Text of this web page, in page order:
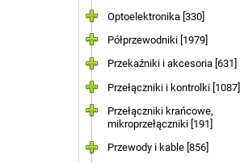
Optoelektronika [330]
Półprzewodniki [1979]
Przekaźniki i akcesoria [631]
Przełączniki i kontrolki [1087]
Przełączniki krańcowe,
mikroprzełączniki [191]
Przewody i kable [856]